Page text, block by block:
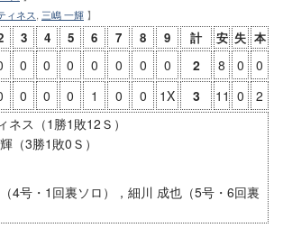
ィネス 三嶋 一輝 】
3 4 5 6 7 8 9 計 安 失 本
0 0 0 0 0 0 0 2 8 0
0
0 0 0 1 0 0 1X 3 11 0
2
ネス（1勝1敗12Ｓ）
（3勝1敗0Ｓ）
4号・1回裏ソロ），細川 成也（5号・6回裏